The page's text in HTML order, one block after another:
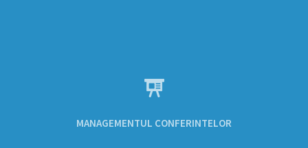
MANAGEMENTUL CONFERINTELOR